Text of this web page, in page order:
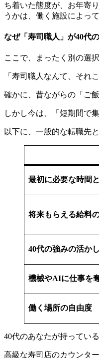
ち着いた態度が、お年寄
うかは、働く施設によっ
なぜ「寿司職人」が40代
ここで、まったく別の選
「寿司職人なんて、それ
確かに、昔ながらの「ご
しかし今は、「短期間で
以下に、一般的な転職先
最初に必要な時間
将来もらえる給料
40代の強みの活か
機械やAIに仕事を
働く場所の自由度
40代のあなたが持ってい
高級な寿司店のカウンタ